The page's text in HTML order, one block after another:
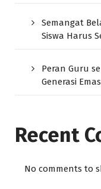
Semangat
Siswa Harus
Peran Guru
Generasi
Recent
No comments to